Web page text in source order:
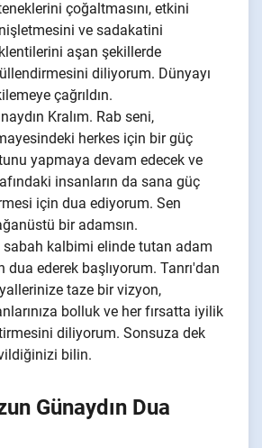
çoğaltmasını, etkini
ve sadakatini
aşan şekillerde
diliyorum. Dünyayı
çağrıldın.
Kralım. Rab seni,
herkes için bir güç
yapmaya devam edecek ve
insanların da sana güç
için dua ediyorum. Sen
bir adamsın.
sabah kalbimi elinde tutan adam
dua ederek başlıyorum. Tanrı'dan
taze bir vizyon,
bolluk ve her fırsatta iyilik
diliyorum. Sonsuza dek
bilin.
Günaydın Dua